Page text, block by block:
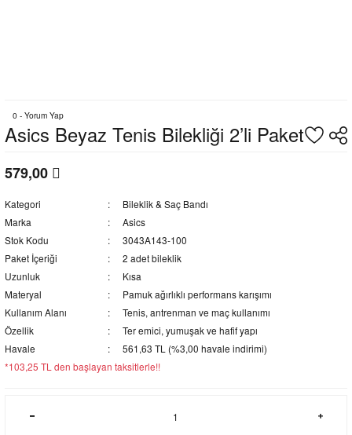
0 - Yorum Yap
Asics Beyaz Tenis Bilekliği 2’li Paket
579,00
Kategori
Bileklik & Saç Bandı
Marka
Asics
Stok Kodu
3043A143-100
Paket İçeriği
2 adet bileklik
Uzunluk
Kısa
Materyal
Pamuk ağırlıklı performans karışımı
Kullanım Alanı
Tenis, antrenman ve maç kullanımı
Özellik
Ter emici, yumuşak ve hafif yapı
Havale
561,63 TL (%3,00 havale indirimi)
*103,25 TL den başlayan taksitlerle!!